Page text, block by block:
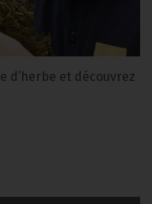
d’herbe et découvrez